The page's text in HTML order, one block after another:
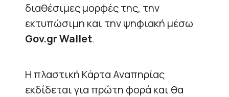
διαθέσιμες μορφές της, την
εκτυπώσιμη και την ψηφιακή μέσω
Gov.gr Wallet.
Η πλαστική Κάρτα Αναπηρίας
εκδίδεται για πρώτη φορά και θα